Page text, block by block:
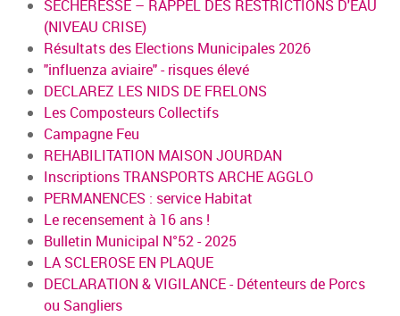
SÉCHERESSE – RAPPEL DES RESTRICTIONS D'EAU
(NIVEAU CRISE)
Résultats des Elections Municipales 2026
"influenza aviaire" - risques élevé
DECLAREZ LES NIDS DE FRELONS
Les Composteurs Collectifs
Campagne Feu
REHABILITATION MAISON JOURDAN
Inscriptions TRANSPORTS ARCHE AGGLO
PERMANENCES : service Habitat
Le recensement à 16 ans !
Bulletin Municipal N°52 - 2025
LA SCLEROSE EN PLAQUE
DECLARATION & VIGILANCE - Détenteurs de Porcs
ou Sangliers